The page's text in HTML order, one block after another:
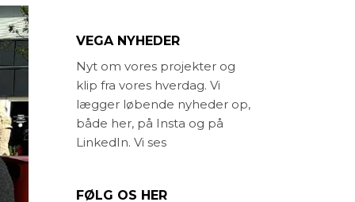
og
Strategisk planlægning
Helhedsplan
Projektering og
Byggeledelse
Idéoplæg og program
og Design
og
unge
Idéoplæg og program
Kirkegårds konsulent
Landskabsarkitekt
VEGA NYHEDER
Nyt om vores projekter og
klip fra vores hverdag. Vi
lægger løbende nyheder op,
både her, på Insta og på
LinkedIn. Vi ses
FØLG OS HER